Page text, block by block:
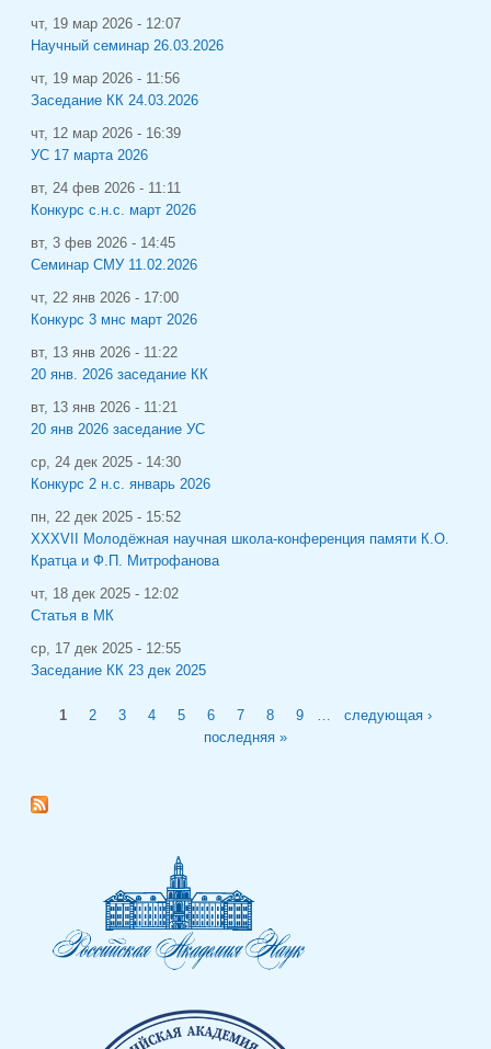
чт, 19 мар 2026 - 12:07
Научный семинар 26.03.2026
чт, 19 мар 2026 - 11:56
Заседание КК 24.03.2026
чт, 12 мар 2026 - 16:39
УС 17 марта 2026
вт, 24 фев 2026 - 11:11
Конкурс с.н.с. март 2026
вт, 3 фев 2026 - 14:45
Семинар СМУ 11.02.2026
чт, 22 янв 2026 - 17:00
Конкурс 3 мнс март 2026
вт, 13 янв 2026 - 11:22
20 янв. 2026 заседание КК
вт, 13 янв 2026 - 11:21
20 янв 2026 заседание УС
ср, 24 дек 2025 - 14:30
Конкурс 2 н.с. январь 2026
пн, 22 дек 2025 - 15:52
XXXVII Молодёжная научная школа-конференция памяти К.О.
Кратца и Ф.П. Митрофанова
чт, 18 дек 2025 - 12:02
Статья в МК
ср, 17 дек 2025 - 12:55
Заседание КК 23 дек 2025
Страницы
1 2 3 4 5 6 7 8 9
следующая ›
последняя »